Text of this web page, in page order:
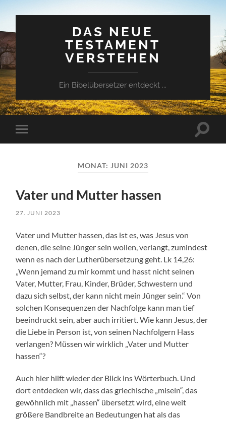
DAS NEUE
TESTAMENT
VERSTEHEN
Ein Bibelübersetzer entdeckt ...
Mobile-
Menü
MONAT: JUNI 2023
Vater und Mutter hassen
27. JUNI 2023
Vater und Mutter hassen, das ist es, was Jesus von
denen, die seine Jünger sein wollen, verlangt, zumindest
wenn es nach der Lutherübersetzung geht. Lk 14,26:
„Wenn jemand zu mir kommt und hasst nicht seinen
Vater, Mutter, Frau, Kinder, Brüder, Schwestern und
dazu sich selbst, der kann nicht mein Jünger sein.“ Von
solchen Konsequenzen der Nachfolge kann man tief
beeindruckt sein, aber auch irritiert. Wie kann Jesus, der
die Liebe in Person ist, von seinen Nachfolgern Hass
verlangen? Müssen wir wirklich „Vater und Mutter
hassen“?
Auch hier hilft wieder der Blick ins Wörterbuch. Und
dort entdecken wir, dass das griechische „miseín“, das
gewöhnlich mit „hassen“ übersetzt wird, eine weit
größere Bandbreite an Bedeutungen hat als das